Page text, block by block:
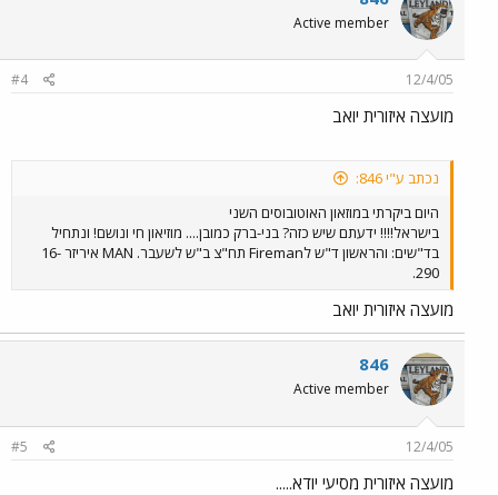
Active member
12/4/05
#4
מועצה איזורית יואב
נכתב ע"י 846:
היום ביקרתי במוזאון האוטובוסים השני
בישראל!!!! ידעתם שיש כזה? בני-ברק כמובן.... מוזיאון חי ונושם! ונתחיל
בד"שים: והראשון ד"ש לFireman תח"צ ב"ש לשעבר. MAN איריזר 16-
290.
מועצה איזורית יואב
846
Active member
12/4/05
#5
מועצה איזורית מסיעי יודא.....